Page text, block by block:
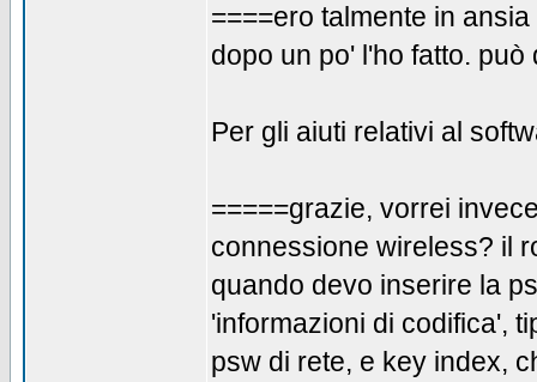
====ero talmente in
dopo un po' l'ho fatto.
Per gli aiuti relativi al
=====grazie, vorrei
connessione wireless? il
quando devo inserire la
'informazioni di codifica',
psw di rete, e key index,